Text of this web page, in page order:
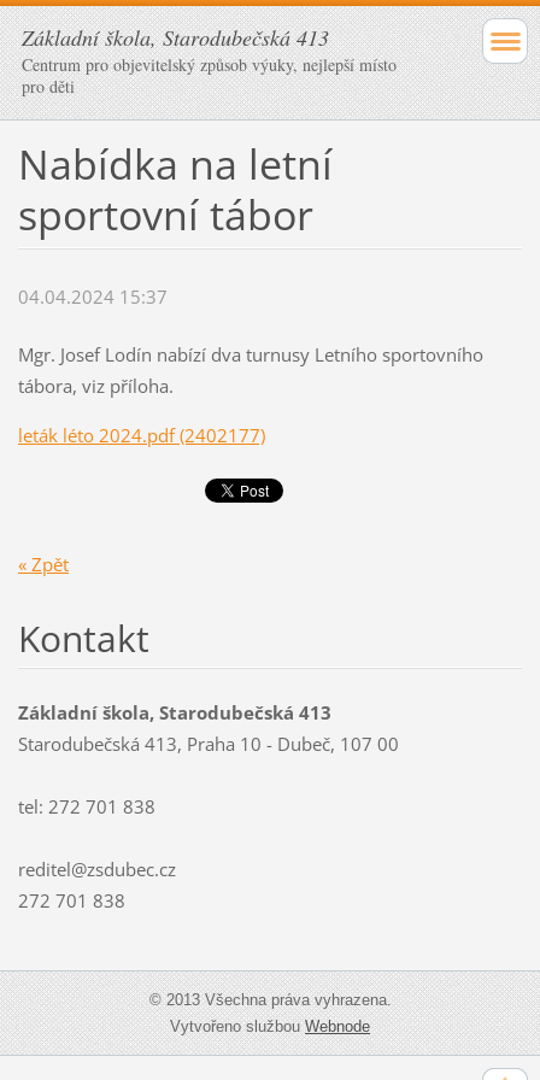
Základní škola, Starodubečská 413
Centrum pro objevitelský způsob výuky, nejlepší místo
pro děti
Nabídka na letní
sportovní tábor
04.04.2024 15:37
Mgr. Josef Lodín nabízí dva turnusy Letního sportovního
tábora, viz příloha.
leták léto 2024.pdf (2402177)
« Zpět
Kontakt
Základní škola, Starodubečská 413
Starodubečská 413, Praha 10 - Dubeč, 107 00
tel: 272 701 838
reditel@zsdubec.cz
272 701 838
© 2013 Všechna práva vyhrazena.
Vytvořeno službouWebnode